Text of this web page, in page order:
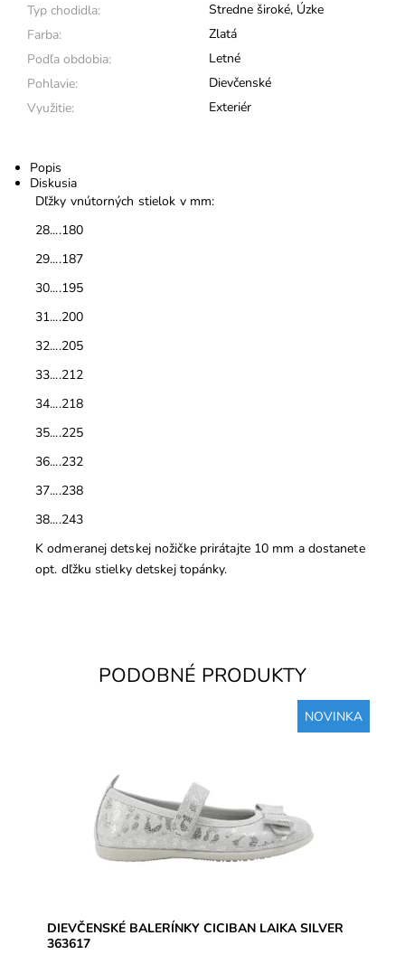
Typ chodidla:
Stredne široké, Úzke
Farba:
Zlatá
Podľa obdobia:
Letné
Pohlavie:
Dievčenské
Využitie:
Exteriér
Popis
Diskusia
Dľžky vnútorných stielok v mm:
28....180
29....187
30....195
31....200
32....205
33....212
34....218
35....225
36....232
37....238
38....243
K odmeranej detskej nožičke prirátajte 10 mm a dostanete
opt. dľžku stielky detskej topánky.
PODOBNÉ PRODUKTY
NOVINKA
Balerínka vhodná na...
Dostupnosť:
Skladom
CICIBAN
2 roky
DIEVČENSKÉ BALERÍNKY CICIBAN LAIKA SILVER
363617